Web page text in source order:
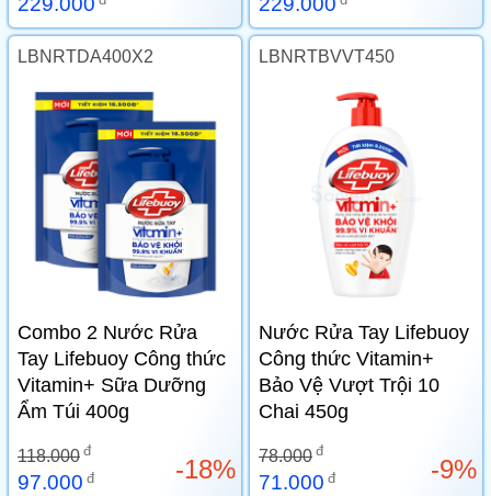
LBNRTDA400X2
Combo 2 Nước Rửa
Tay Lifebuoy Công thức
Vitamin+ Sữa Dưỡng
Ẩm Túi 400g
118.000 đ
97.000 đ -18%
LBNRTBVVT450
Nước Rửa Tay Lifebuoy
Công thức Vitamin+
Bảo Vệ Vượt Trội 10
Chai 450g
78.000 đ
71.000 đ -9%